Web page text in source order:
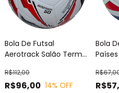
Bola De Futsal
Aerotrack Salão Termo
09
R$96,00
R$112,00
14% OFF
Bola